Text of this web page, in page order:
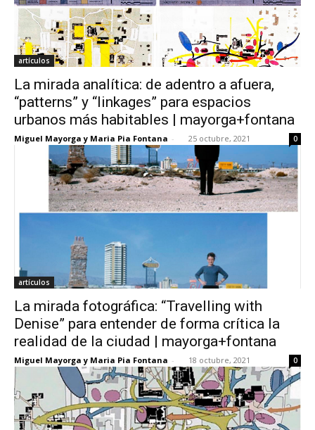
artículos
La mirada analítica: de adentro a afuera,
“patterns” y “linkages” para espacios
urbanos más habitables | mayorga+fontana
Miguel Mayorga y Maria Pia Fontana - 25 octubre, 2021 0
artículos
La mirada fotográfica: “Travelling with
Denise” para entender de forma crítica la
realidad de la ciudad | mayorga+fontana
Miguel Mayorga y Maria Pia Fontana - 18 octubre, 2021 0